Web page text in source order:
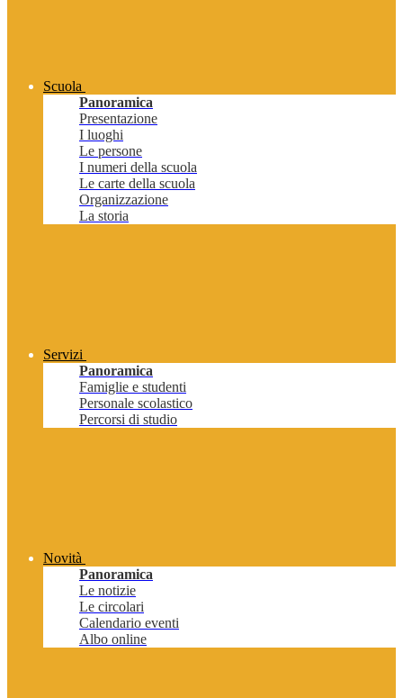
Scuola
Panoramica
Presentazione
I luoghi
Le persone
I numeri della scuola
Le carte della scuola
Organizzazione
La storia
Servizi
Panoramica
Famiglie e studenti
Personale scolastico
Percorsi di studio
Novità
Panoramica
Le notizie
Le circolari
Calendario eventi
Albo online